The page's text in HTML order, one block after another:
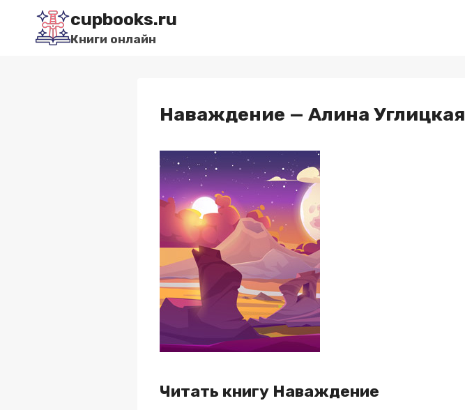
Перейти
содержимому
cupbooks.ru
Книги онлайн
Наваждение — Алина Углицкая
Читать книгу Наваждение